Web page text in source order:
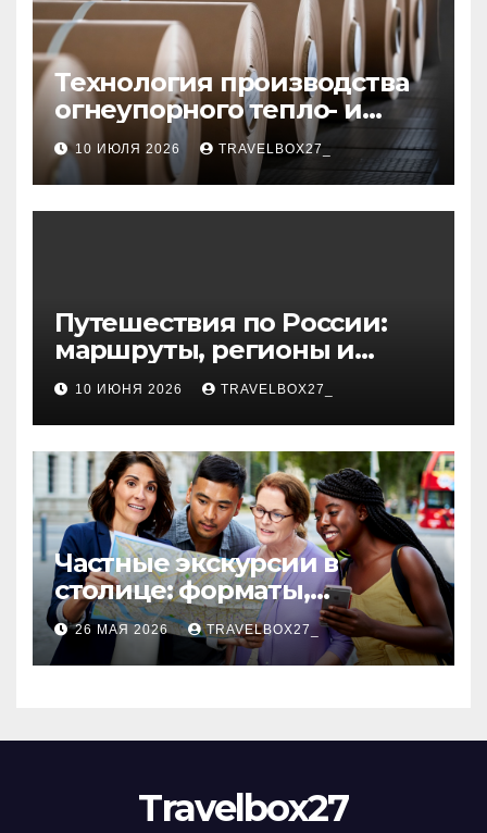
Технология производства
огнеупорного тепло- и
звукоизоляционного
картона из
муллитокремнеземистого
волокна
10 ИЮЛЯ 2026 TRAVELBOX27_
Путешествия по России:
маршруты, регионы и
особенности поездок
10 ИЮНЯ 2026 TRAVELBOX27_
Частные экскурсии в
столице: форматы,
маршруты и особенности
организации
26 МАЯ 2026 TRAVELBOX27_
Travelbox27